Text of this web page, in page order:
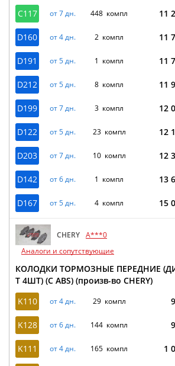
C117 от 7 дн. 448 компл 11
D160 от 4 дн. 2 компл 11
D191 от 5 дн. 1 компл 11
D212 от 5 дн. 8 компл 11
D199 от 7 дн. 3 компл 12
D122 от 5 дн. 23 компл 12
D203 от 7 дн. 10 компл 12
D142 от 6 дн. 1 компл 13
D167 от 5 дн. 4 компл 15
CHERY A***0
Аналоги и сопутствующие
КОЛОДКИ ТОРМОЗНЫЕ ПЕРЕДНИЕ
Т 4ШТ) (С ABS) (произв-во CHERY)
K110
от 4 дн. 29 компл
K128 от 6 дн. 144 компл
K111 от 4 дн. 165 компл 1